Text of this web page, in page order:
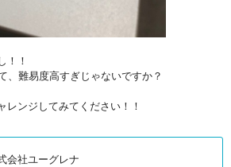
！！
、難易度高すぎじゃないですか？
レンジしてみてください！！
会社ユーグレナ